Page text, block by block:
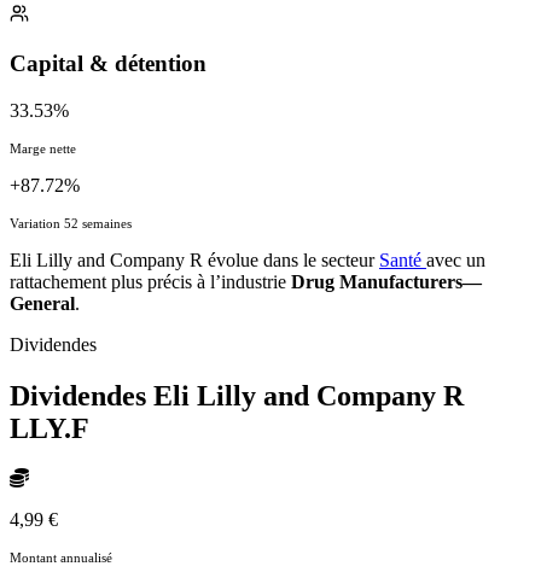
Capital & détention
33.53%
Marge nette
+87.72%
Variation 52 semaines
Eli Lilly and Company R évolue dans le secteur Santé avec un
rattachement plus précis à l’industrie Drug Manufacturers—
General.
Dividendes
Dividendes Eli Lilly and Company R
LLY.F
4,99 €
Montant annualisé